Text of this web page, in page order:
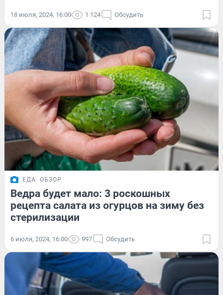
18 июля, 2024, 16:00 1 124 Обсудить
ЕДА ОБЗОР
Ведра будет мало: 3 роскошных
рецепта салата из огурцов на зиму без
стерилизации
6 июля, 2024, 16:00 997 Обсудить